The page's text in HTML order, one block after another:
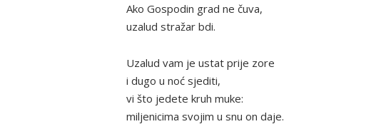
Ako Gospodin grad ne čuva,
uzalud stražar bdi.
Uzalud vam je ustat prije zore
i dugo u noć sjediti,
vi što jedete kruh muke:
miljenicima svojim u snu on daje.